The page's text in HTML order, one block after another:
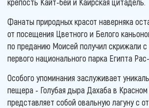
Фанаты природных красот наверняка
от посещения Цветного и Белого
по преданию Моисей получил скрижали с
первого национального парка Египта
Особого упоминания заслуживает
пещера - Голубая дыра Дахаба в
представляет собой овальную лагуну с